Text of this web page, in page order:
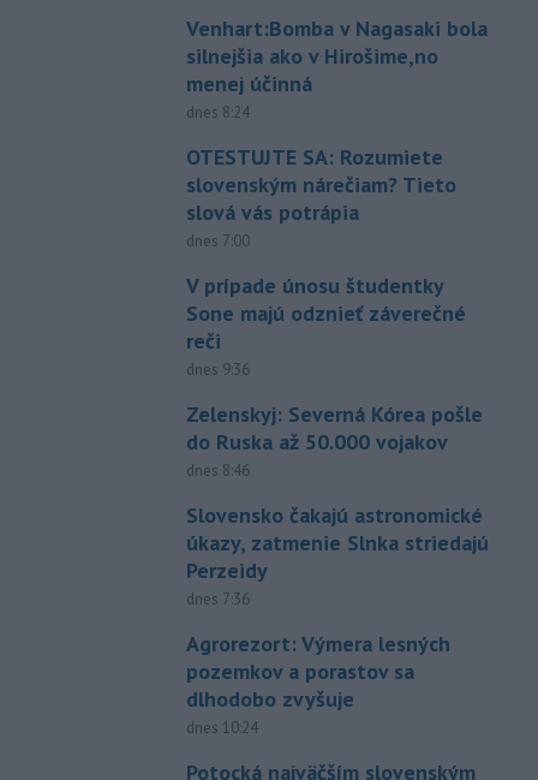
Venhart:Bomba v Nagasaki bola
silnejšia ako v Hirošime,no
menej účinná
dnes 8:24
OTESTUJTE SA: Rozumiete
slovenským nárečiam? Tieto
slová vás potrápia
dnes 7:00
V prípade únosu študentky
Sone majú odznieť záverečné
reči
dnes 9:36
Zelenskyj: Severná Kórea pošle
do Ruska až 50.000 vojakov
dnes 8:46
Slovensko čakajú astronomické
úkazy, zatmenie Slnka striedajú
Perzeidy
dnes 7:36
Agrorezort: Výmera lesných
pozemkov a porastov sa
dlhodobo zvyšuje
dnes 10:24
Potocká najväčším slovenským